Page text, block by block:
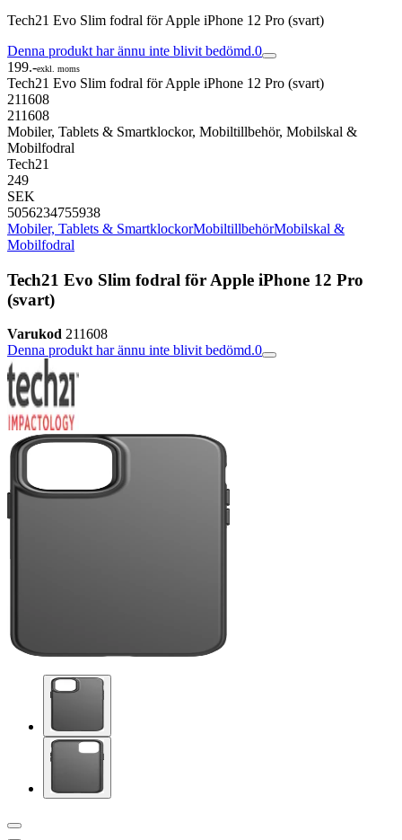
Tech21 Evo Slim fodral för Apple iPhone 12 Pro (svart)
Denna produkt har ännu inte blivit bedömd.0
199.-exkl. moms
Tech21 Evo Slim fodral för Apple iPhone 12 Pro (svart)
211608
211608
Mobiler, Tablets & Smartklockor, Mobiltillbehör, Mobilskal &
Mobilfodral
Tech21
249
SEK
5056234755938
Mobiler, Tablets & SmartklockorMobiltillbehörMobilskal &
Mobilfodral
Tech21 Evo Slim fodral för Apple iPhone 12 Pro
(svart)
Varukod 211608
Denna produkt har ännu inte blivit bedömd.0